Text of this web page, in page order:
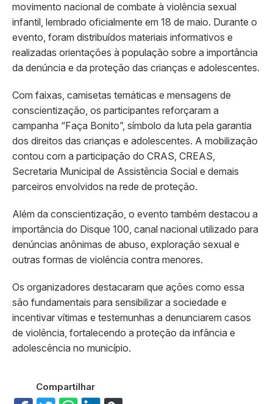
movimento nacional de combate à violência sexual
infantil, lembrado oficialmente em 18 de maio. Durante o
evento, foram distribuídos materiais informativos e
realizadas orientações à população sobre a importância
da denúncia e da proteção das crianças e adolescentes.
Com faixas, camisetas temáticas e mensagens de
conscientização, os participantes reforçaram a
campanha “Faça Bonito”, símbolo da luta pela garantia
dos direitos das crianças e adolescentes. A mobilização
contou com a participação do CRAS, CREAS,
Secretaria Municipal de Assistência Social e demais
parceiros envolvidos na rede de proteção.
Além da conscientização, o evento também destacou a
importância do Disque 100, canal nacional utilizado para
denúncias anônimas de abuso, exploração sexual e
outras formas de violência contra menores.
Os organizadores destacaram que ações como essa
são fundamentais para sensibilizar a sociedade e
incentivar vítimas e testemunhas a denunciarem casos
de violência, fortalecendo a proteção da infância e
adolescência no município.
Compartilhar